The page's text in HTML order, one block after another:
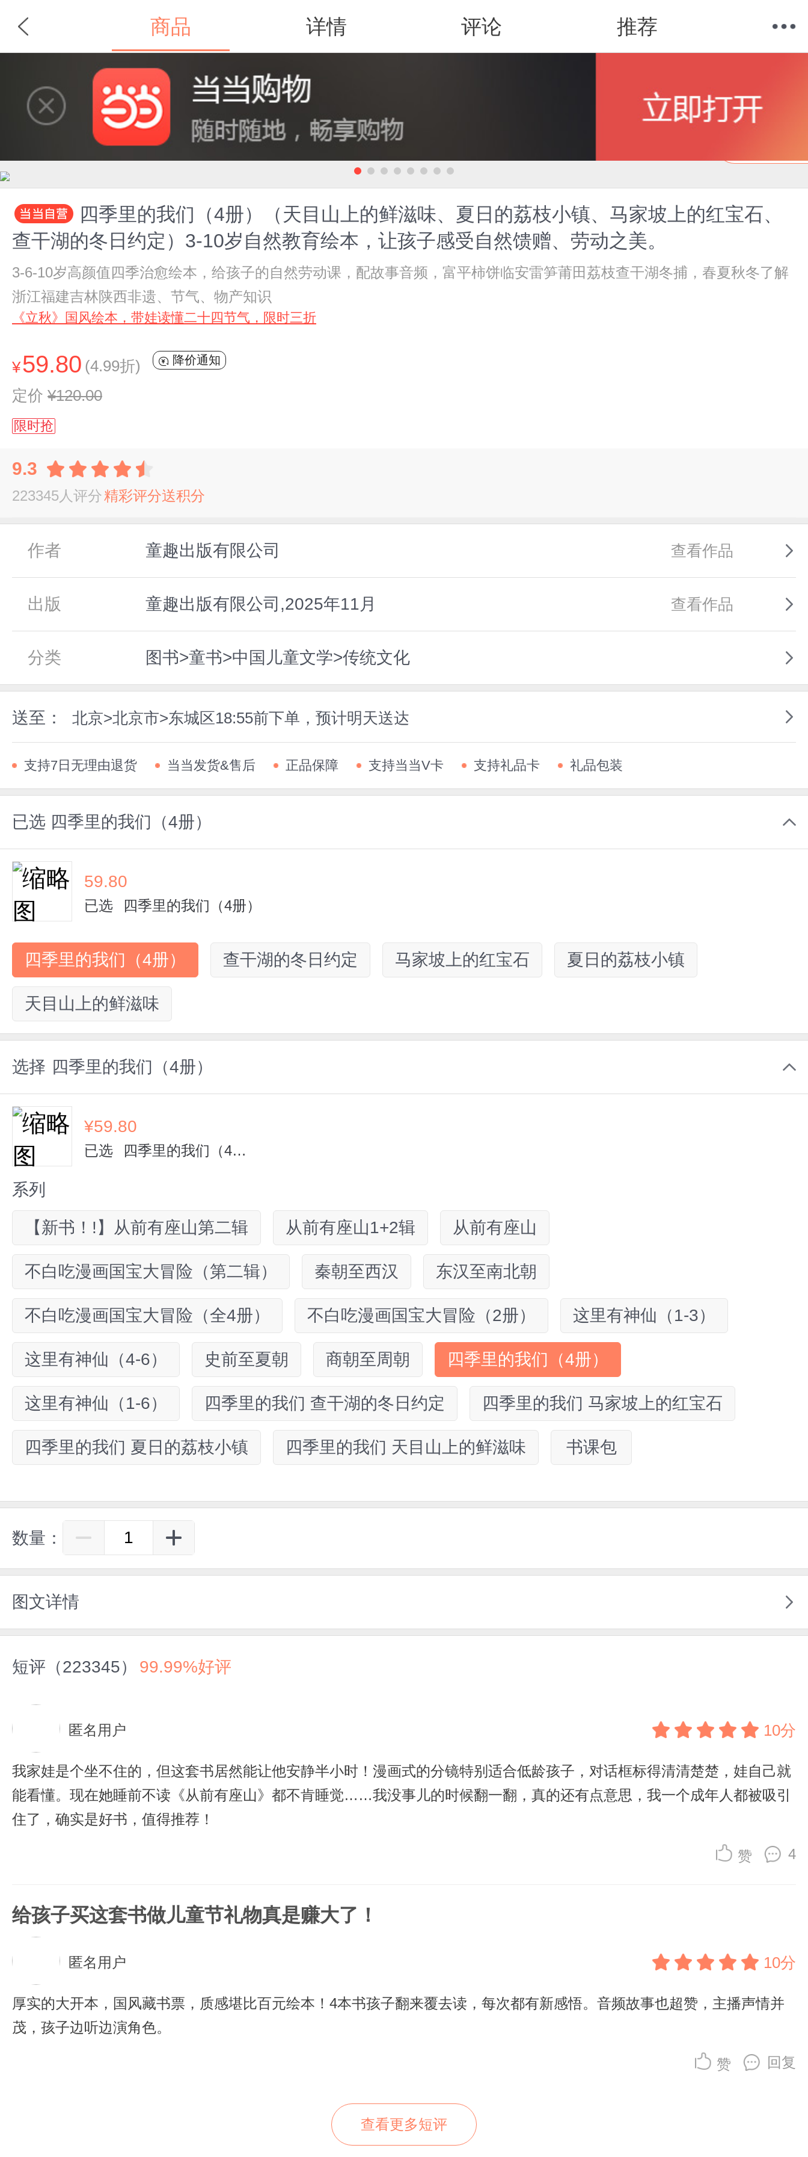
商品 详情 评论 推荐
分类 我的当当
四季里的我们（4册）（天目山上的鲜滋味、夏日的荔枝小镇、马家坡上的红宝石、
查干湖的冬日约定）3-10岁自然教育绘本，让孩子感受自然馈赠、劳动之美。
3-6-10岁高颜值四季治愈绘本，给孩子的自然劳动课，配故事音频，富平柿饼临安雷笋莆田荔枝查干湖冬捕，春夏秋冬了解
浙江福建吉林陕西非遗、节气、物产知识
《立秋》国风绘本，带娃读懂二十四节气，限时三折
¥59.80 (4.99折) 降价通知
定价 ¥120.00
限时抢
9.3
223345人评分精彩评分送积分
作者 童趣出版有限公司 查看作品
出版 童趣出版有限公司,2025年11月 查看作品
分类 图书>童书>中国儿童文学>传统文化
送至： 北京>北京市>东城区18:55前下单，预计明天送达
支持7日无理由退货 当当发货&售后 正品保障 支持当当V卡 支持礼品卡 礼品包装
已选 四季里的我们（4册）
59.80
已选 四季里的我们（4册）
四季里的我们（4册） 查干湖的冬日约定 马家坡上的红宝石 夏日的荔枝小镇
天目山上的鲜滋味
选择 四季里的我们（4册）
¥59.80
已选 四季里的我们（4册）
系列
【新书！!】从前有座山第二辑 从前有座山1+2辑 从前有座山
不白吃漫画国宝大冒险（第二辑） 秦朝至西汉 东汉至南北朝
不白吃漫画国宝大冒险（全4册） 不白吃漫画国宝大冒险（2册） 这里有神仙（1-3）
这里有神仙（4-6） 史前至夏朝 商朝至周朝 四季里的我们（4册）
这里有神仙（1-6） 四季里的我们 查干湖的冬日约定 四季里的我们 马家坡上的红宝石
四季里的我们 夏日的荔枝小镇 四季里的我们 天目山上的鲜滋味 书课包
数量：
图文详情
短评（223345） 99.99%好评
匿名用户 10分
我家娃是个坐不住的，但这套书居然能让他安静半小时！漫画式的分镜特别适合低龄孩子，对话框标得清清楚楚，娃自己就
能看懂。现在她睡前不读《从前有座山》都不肯睡觉……我没事儿的时候翻一翻，真的还有点意思，我一个成年人都被吸引
住了，确实是好书，值得推荐！
4
赞
给孩子买这套书做儿童节礼物真是赚大了！
匿名用户 10分
厚实的大开本，国风藏书票，质感堪比百元绘本！4本书孩子翻来覆去读，每次都有新感悟。音频故事也超赞，主播声情并
茂，孩子边听边演角色。
回复
赞
查看更多短评